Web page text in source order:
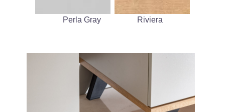
Perla Gray Riviera